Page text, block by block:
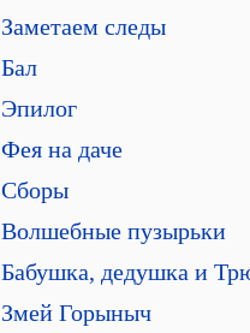
Заметаем следы
Бал
Эпилог
Фея на даче
Сборы
Волшебные пузырьки
Бабушка, дедушка и
Змей Горыныч